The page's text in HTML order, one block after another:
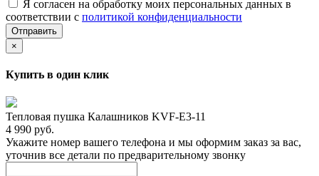
Я согласен на обработку моих персональных данных в
соответствии с политикой конфиденциальности
Отправить
×
Купить в один клик
Тепловая пушка Калашников KVF-E3-11
4 990 руб.
Укажите номер вашего телефона и мы оформим заказ за вас,
уточнив все детали по предварительному звонку